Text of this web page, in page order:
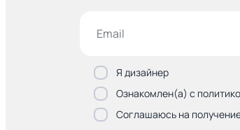
Я дизайнер
Ознакомлен(а) с
Соглашаюсь на